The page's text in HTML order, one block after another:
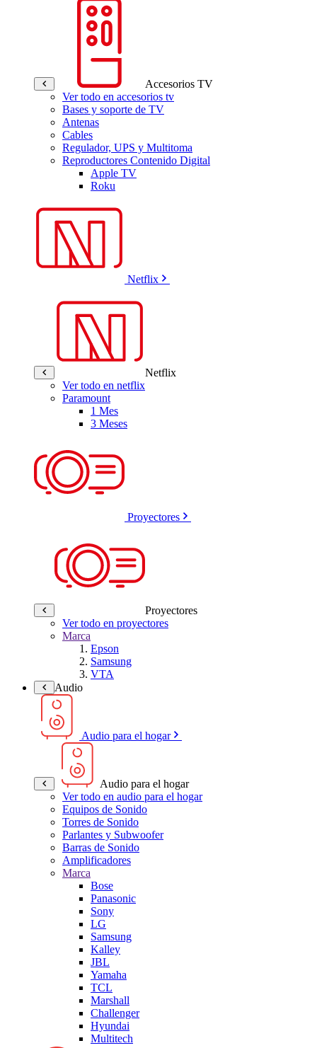
Accesorios TV
Ver todo en accesorios tv
Bases y soporte de TV
Antenas
Cables
Regulador, UPS y Multitoma
Reproductores Contenido Digital
Apple TV
Roku
Netflix
Netflix
Ver todo en netflix
Paramount
1 Mes
3 Meses
Proyectores
Proyectores
Ver todo en proyectores
Marca
Epson
Samsung
VTA
Audio
Audio para el hogar
Audio para el hogar
Ver todo en audio para el hogar
Equipos de Sonido
Torres de Sonido
Parlantes y Subwoofer
Barras de Sonido
Amplificadores
Marca
Bose
Panasonic
Sony
LG
Samsung
Kalley
JBL
Yamaha
TCL
Marshall
Challenger
Hyundai
Multitech